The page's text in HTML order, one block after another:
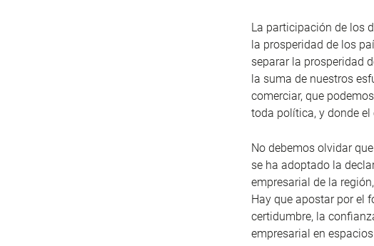
La participación de los
la prosperidad de los
separar la prosperidad
la suma de nuestros
comerciar, que
toda política, y donde
No debemos olvidar
se ha adoptado la
empresarial de la
Hay que apostar por el
certidumbre, la
empresarial en